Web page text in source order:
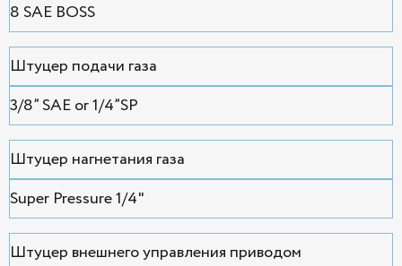
8 SAE BOSS
Штуцер подачи газа
3/8” SAE or 1/4”SP
Штуцер нагнетания газа
Super Pressure 1/4"
Штуцер внешнего управления приводом